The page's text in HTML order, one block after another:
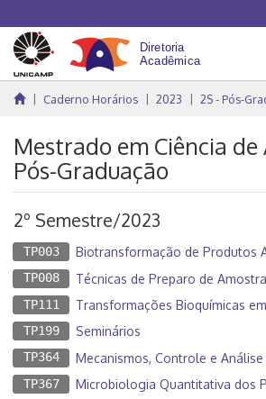
Caderno Horários 2023 2S - Pós-
Mestrado em Ciência
Pós-Graduação
2º Semestre/2023
TP003 Biotransformação de Produtos
TP008 Técnicas de Preparo de Amostras
TP111 Transformações Bioquímicas
TP199 Seminários
TP364 Mecanismos, Controle e
TP367 Microbiologia Quantitativa dos